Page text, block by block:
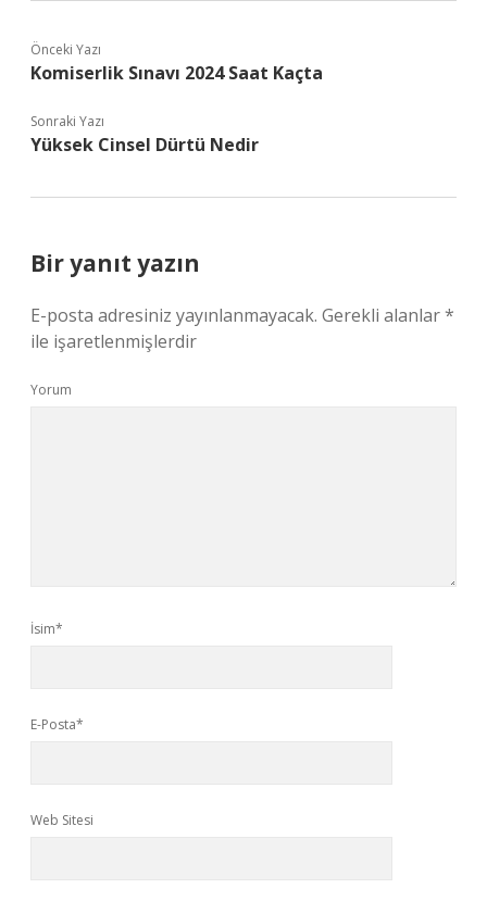
Önceki Yazı
Komiserlik Sınavı 2024 Saat Kaçta
Sonraki Yazı
Yüksek Cinsel Dürtü Nedir
Bir yanıt yazın
E-posta adresiniz yayınlanmayacak. Gerekli alanlar*
ile işaretlenmişlerdir
Yorum
İsim*
E-Posta*
Web Sitesi